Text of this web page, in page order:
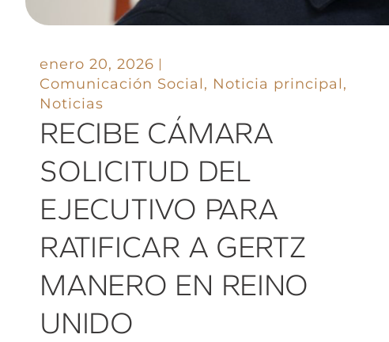
enero 20, 2026
Comunicación Social, Noticia principal,
Noticias
RECIBE CÁMARA
SOLICITUD DEL
EJECUTIVO PARA
RATIFICAR A GERTZ
MANERO EN REINO
UNIDO